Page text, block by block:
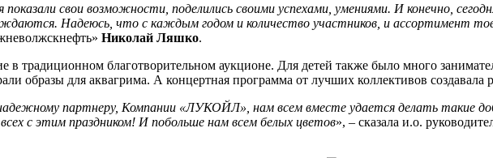
свои возможности, поделились своими успехами, умениями. И конечно,
Надеюсь, что с каждым годом и количество участников, и ассортимент
Николай Ляшко.
в традиционном благотворительном аукционе. Для детей также было много
образы для аквагрима. А концертная программа от лучших коллективов создавала
партнеру, Компании «ЛУКОЙЛ», нам всем вместе удается делать такие
с этим праздником! И побольше нам всем белых цветов», – сказала и.о.